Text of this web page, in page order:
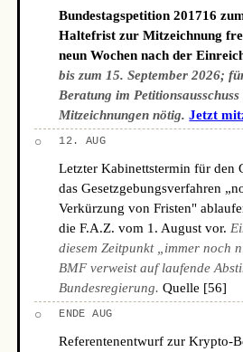
Bundestagspetition 201716
Haltefrist zur Mitzeichnung
neun Wochen nach der
bis zum 15. September 2026;
Beratung im
Mitzeichnungen nötig. Jetzt
○ 12. AUG
Letzter Kabinettstermin für den
das Gesetzgebungsverfahren
Verkürzung von Fristen"
die F.A.Z. vom 1. August vor.
diesem Zeitpunkt „immer noch
BMF verweist auf laufende
Bundesregierung. Quelle [56]
○ ENDE AUG
Referentenentwurf zur Krypto-